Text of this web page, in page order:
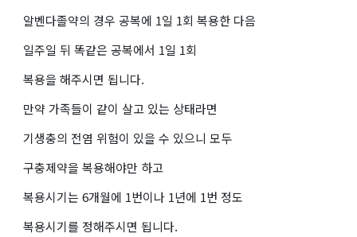
알벤다졸약의 경우 공복에 1일 1회 복용한 다음
일주일 뒤 똑같은 공복에서 1일 1회
복용을 해주시면 됩니다.
만약 가족들이 같이 살고 있는 상태라면
기생충의 전염 위험이 있을 수 있으니 모두
구충제약을 복용해야만 하고
복용시기는 6개월에 1번이나 1년에 1번 정도
복용시기를 정해주시면 됩니다.